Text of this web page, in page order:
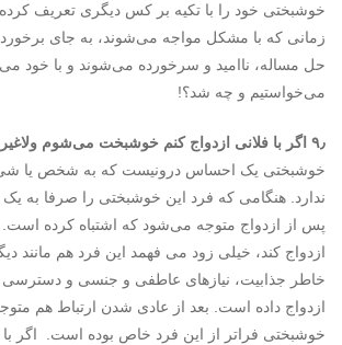
خوشبختی خود را با تکیه بر کس دیگری تعریف
زمانی که با مشکل مواجه می‌شوند، به جای
حل مساله، ناامید و سرخورده می‌شوند و با خود
می‌خواستیم و چه شد؟!
۹٫ اگر با فلانی ازدواج کنم خوشبخت می‌شوم ولاغیر!
خوشبختی یک احساس درونی­ست که به شخص یا
ندارد. هنگامی که فرد این خوشبختی را صرفا به
پس از ازدواج متوجه می‌شود که اشتباه کرده است.
ازدواج کند، خیلی زود می­ فهمد این فرد هم مانند
خاطر جذابیت، نیازهای عاطفی و جنسی و دسترسی
ازدواج داده است. بعد از عادی شدن ارتباط هم
خوشبختی فرا‌تر از این فرد خاص بوده است. اگر